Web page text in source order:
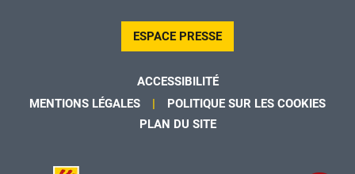
ESPACE PRESSE
ACCESSIBILITÉ
MENTIONS LÉGALES
POLITIQUE SUR LES COOKIES
PLAN DU SITE